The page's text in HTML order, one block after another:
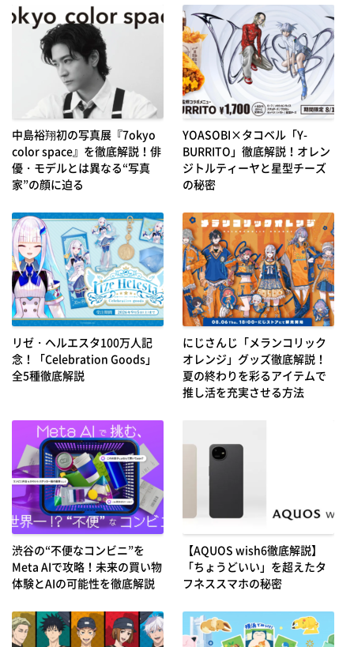
中島裕翔初の写真展『7okyo
color space』を徹底解説！俳
優・モデルとは異なる“写真
家”の顔に迫る
YOASOBI×タコベル「Y-
BURRITO」徹底解説！オレン
ジトルティーヤと星型チーズ
の秘密
リゼ・ヘルエスタ100万人記
念！「Celebration Goods」
全5種徹底解説
にじさんじ「メランコリック
オレンジ」グッズ徹底解説！
夏の終わりを彩るアイテムで
推し活を充実させる方法
渋谷の“不便なコンビニ”を
Meta AIで攻略！未来の買い物
体験とAIの可能性を徹底解説
【AQUOS wish6徹底解説】
「ちょうどいい」を超えたタ
フネススマホの秘密